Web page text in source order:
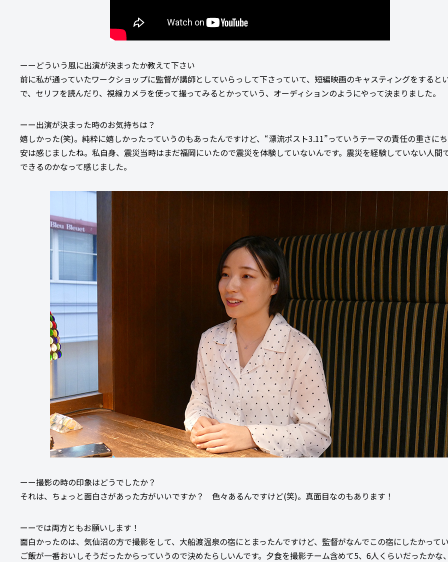
ーーどういう風に出演が決まったか教えて下さい
前に私が通っていたワークショップに監督が講師としていらっして下さっていて、短編映画のキャスティングをすると
で、セリフを読んだり、視線カメラを使って撮ってみるとかっていう、オーディションのようにやって決まりました。
ーー出演が決まった時のお気持ちは？
嬉しかった(笑)。純粋に嬉しかったっていうのもあったんですけど、“漂流ポスト3.11”っていうテーマの責任の重さに
安は感じましたね。私自身、震災当時はまだ福岡にいたので震災を体験していないんです。震災を経験していない人間
できるのかなって感じました。
ーー撮影の時の印象はどうでしたか？
それは、ちょっと面白さがあった方がいいですか？ 色々あるんですけど(笑)。真面目なのもあります！
ーーでは両方ともお願いします！
面白かったのは、気仙沼の方で撮影をして、大船渡温泉の宿にとまったんですけど、監督がなんでこの宿にしたかって
ご飯が一番おいしそうだったからっていうので決めたらしいんです。夕食を撮影チーム含めて5、6人くらいだったかな